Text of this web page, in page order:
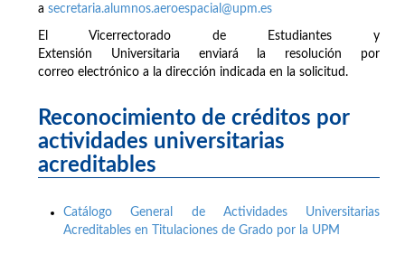
a secretaria.alumnos.aeroespacial@upm.es
El Vicerrectorado de Estudiantes y
Extensión Universitaria enviará la resolución por
correo electrónico a la dirección indicada en la solicitud.
Reconocimiento de créditos por
actividades universitarias
acreditables
Catálogo General de Actividades Universitarias
Acreditables en Titulaciones de Grado por la UPM